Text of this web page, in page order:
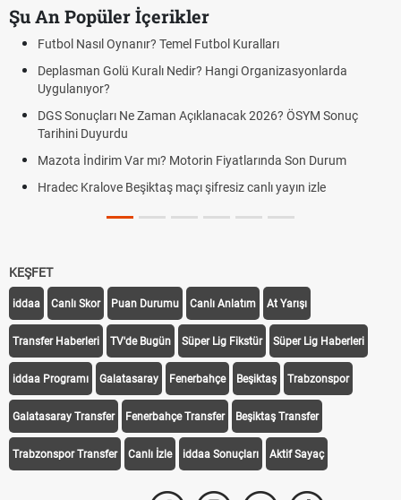
Şu An Popüler İçerikler
Futbol Nasıl Oynanır? Temel Futbol Kuralları
Deplasman Golü Kuralı Nedir? Hangi Organizasyonlarda
Uygulanıyor?
DGS Sonuçları Ne Zaman Açıklanacak 2026? ÖSYM Sonuç
Tarihini Duyurdu
Mazota İndirim Var mı? Motorin Fiyatlarında Son Durum
Hradec Kralove Beşiktaş maçı şifresiz canlı yayın izle
KEŞFET
iddaa Canlı Skor Puan Durumu Canlı Anlatım At Yarışı
Transfer Haberleri TV'de Bugün Süper Lig Fikstür Süper Lig Haberleri
iddaa Programı Galatasaray Fenerbahçe Beşiktaş Trabzonspor
Galatasaray Transfer Fenerbahçe Transfer Beşiktaş Transfer
Trabzonspor Transfer Canlı İzle iddaa Sonuçları Aktif Sayaç